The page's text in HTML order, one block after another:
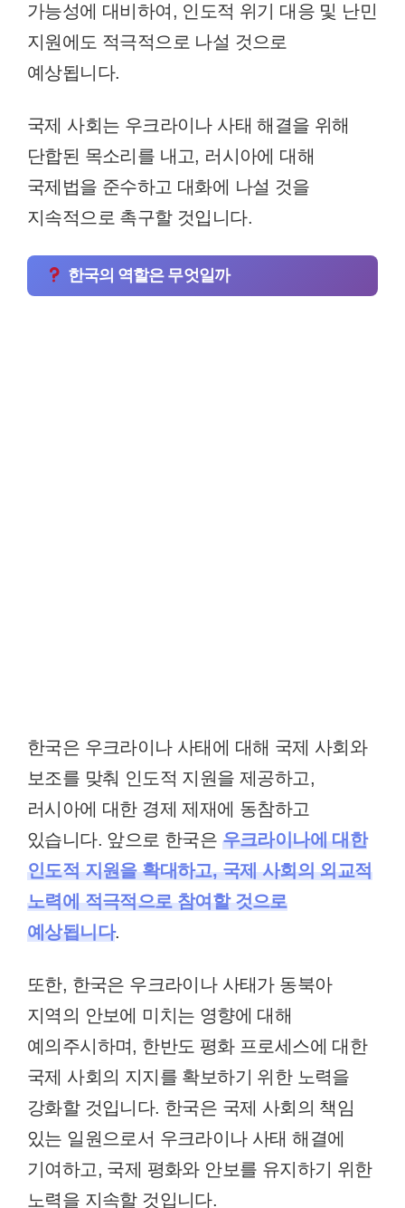
가능성에 대비하여, 인도적 위기 대응 및 난민
지원에도 적극적으로 나설 것으로
예상됩니다.
국제 사회는 우크라이나 사태 해결을 위해
단합된 목소리를 내고, 러시아에 대해
국제법을 준수하고 대화에 나설 것을
지속적으로 촉구할 것입니다.
한국의 역할은 무엇일까
한국은 우크라이나 사태에 대해 국제 사회와
보조를 맞춰 인도적 지원을 제공하고,
러시아에 대한 경제 제재에 동참하고
있습니다. 앞으로 한국은 우크라이나에 대한
인도적 지원을 확대하고, 국제 사회의 외교적
노력에 적극적으로 참여할 것으로
예상됩니다.
또한, 한국은 우크라이나 사태가 동북아
지역의 안보에 미치는 영향에 대해
예의주시하며, 한반도 평화 프로세스에 대한
국제 사회의 지지를 확보하기 위한 노력을
강화할 것입니다. 한국은 국제 사회의 책임
있는 일원으로서 우크라이나 사태 해결에
기여하고, 국제 평화와 안보를 유지하기 위한
노력을 지속할 것입니다.